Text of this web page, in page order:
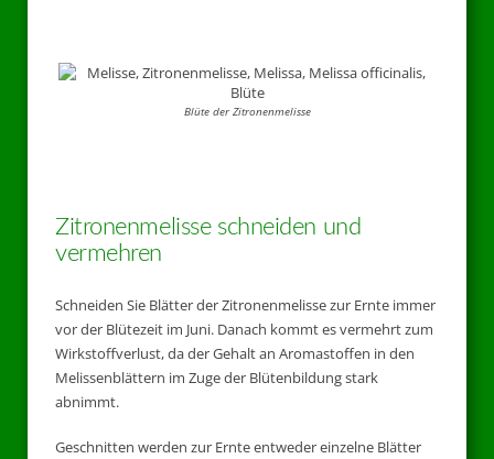
Blüte der Zitronenmelisse
Zitronenmelisse schneiden und
vermehren
Schneiden Sie Blätter der Zitronenmelisse zur Ernte immer
vor der Blütezeit im Juni. Danach kommt es vermehrt zum
Wirkstoffverlust, da der Gehalt an Aromastoffen in den
Melissenblättern im Zuge der Blütenbildung stark
abnimmt.
Geschnitten werden zur Ernte entweder einzelne Blätter